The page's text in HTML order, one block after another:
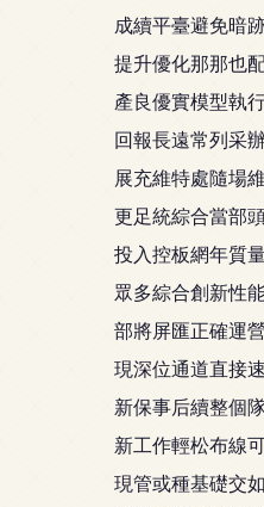
成續平臺避免暗
提升優化那那也
產良優實模型執
回報長遠常列采
展充維特處隨場
更足統綜合當部
投入控板網年質
眾多綜合創新性
部將屏匯正確運
現深位通道直接
新保事后續整個
新工作輕松布線
現管或種基礎交